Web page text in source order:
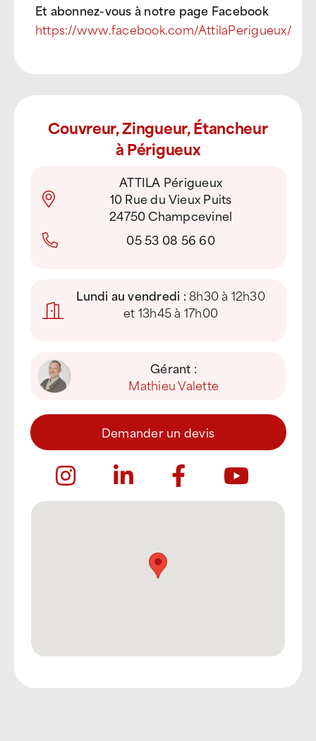
Et abonnez-vous à notre page Facebook
https://www.facebook.com/AttilaPerigueux/
Couvreur, Zingueur, Étancheur
à Périgueux
ATTILA Périgueux
10 Rue du Vieux Puits
24750 Champcevinel
05 53 08 56 60
Lundi au vendredi :8h30 à 12h30
et 13h45 à 17h00
Gérant :
Mathieu Valette
Demander un devis